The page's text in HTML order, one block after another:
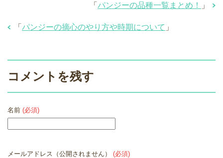
「 パンジーの品種一覧まとめ！ 」
「 パンジーの摘心のやり方や時期について 」
コメントを残す
名前 (必須)
メールアドレス（公開されません） (必須)